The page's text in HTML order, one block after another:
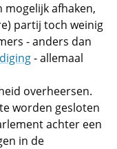
mogelijk afhaken,
partij toch weinig
- anders dan
- allemaal
overheersen.
worden gesloten
achter een
in de